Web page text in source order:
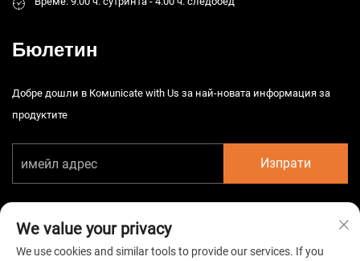
Бюлетин
Добре дошли в Комunicate with Us за най-новата информация за
продуктите
Изпрати
We value your privacy
We use cookies and similar tools to provide our services. If you